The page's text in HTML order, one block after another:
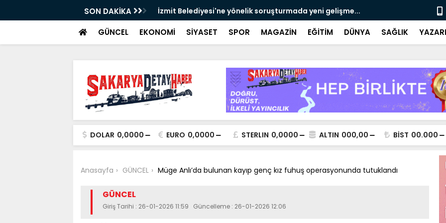
SON DAKİKA İzmit Belediyesi'ne yönelik soruşturmada yeni gelişme... Çalışma,
GÜNCEL EKONOMİ SİYASET SPOR MAGAZİN EĞİTİM DÜNYA SAĞLIK
DOLAR 0,0000 EURO 0,0000 STERLIN 0,0000 ALTIN 000,00 BİST 00.000
Anasayfa GÜNCEL Müge Anlı’da bulunan kayıp genç kız fuhuş operasyonunda tutuklandı
GÜNCEL
Giriş Tarihi : 26-01-2026 11:59 Güncelleme : 26-01-2026 12:06